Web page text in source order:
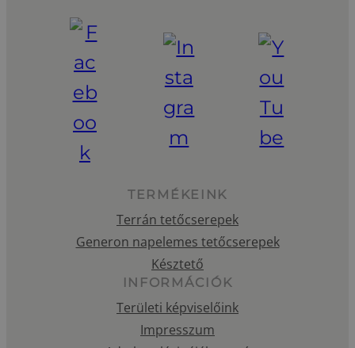
TERMÉKEINK
Terrán tetőcserepek
Generon napelemes tetőcserepek
Késztető
INFORMÁCIÓK
Területi képviselőink
Impresszum